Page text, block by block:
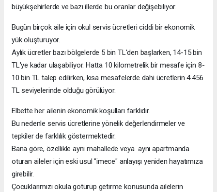
büyükşehirlerde ve bazı illerde bu oranlar değişebiliyor.
Bugün birçok aile için okul servis ücretleri ciddi bir ekonomik
yük oluşturuyor.
Aylık ücretler bazı bölgelerde 5 bin TL'den başlarken, 14-15 bin
TL'ye kadar ulaşabiliyor. Hatta 10 kilometrelik bir mesafe için 8-
10 bin TL talep edilirken, kısa mesafelerde dahi ücretlerin 4.456
TL seviyelerinde olduğu görülüyor.
Elbette her ailenin ekonomik koşulları farklıdır.
Bu nedenle servis ücretlerine yönelik değerlendirmeler ve
tepkiler de farklılık göstermektedir.
Bana göre, özellikle aynı mahallede veya aynı apartmanda
oturan aileler için eski usul "imece" anlayışı yeniden hayatımıza
girebilir.
Çocuklarımızı okula götürüp getirme konusunda ailelerin